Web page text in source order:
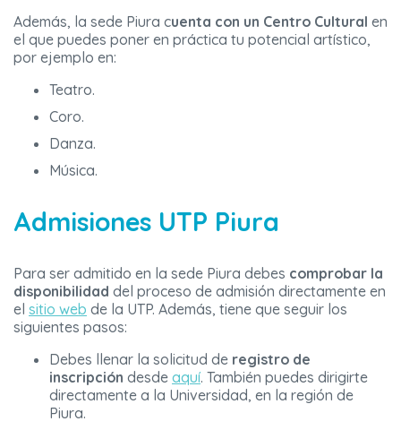
Además, la sede Piura cuenta con un Centro Cultural en
el que puedes poner en práctica tu potencial artístico,
por ejemplo en:
Teatro.
Coro.
Danza.
Música.
Admisiones UTP Piura
Para ser admitido en la sede Piura debes comprobar la
disponibilidad del proceso de admisión directamente en
el sitio web de la UTP. Además, tiene que seguir los
siguientes pasos:
Debes llenar la solicitud de registro de
inscripción desde aquí. También puedes dirigirte
directamente a la Universidad, en la región de
Piura.